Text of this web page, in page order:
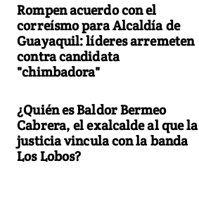
Rompen acuerdo con el
correísmo para Alcaldía de
Guayaquil: líderes arremeten
contra candidata
"chimbadora"
¿Quién es Baldor Bermeo
Cabrera, el exalcalde al que la
justicia vincula con la banda
Los Lobos?